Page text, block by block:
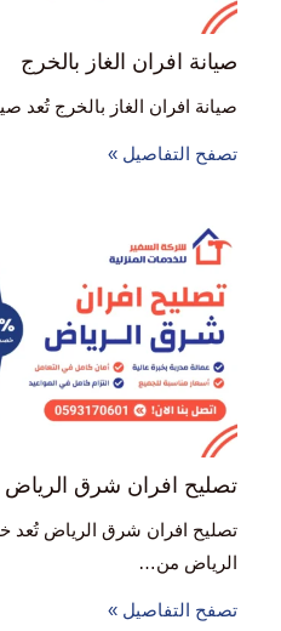
صيانة افران الغاز بالخرج
صيانة افران الغاز بالخرج تُعد
تصفح التفاصيل »
تصليح افران شرق الرياض
تصليح افران شرق الرياض تُعد
الرياض من…
تصفح التفاصيل »